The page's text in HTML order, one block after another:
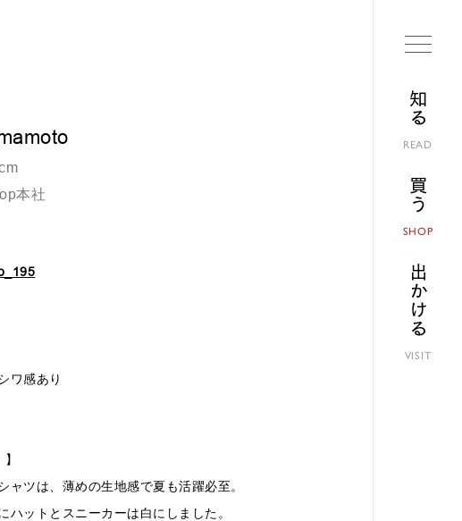
知る
READ
買う
SHOP
出かける
VISIT
本社
ワ感あり
ャツは、薄めの生地感で夏も活躍必至。
ハットとスニーカーは白にしました。